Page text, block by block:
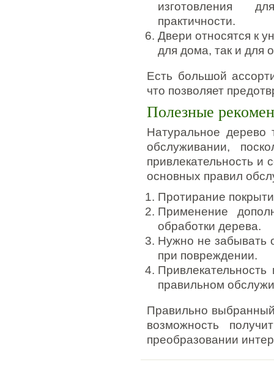
изготовления
практичности.
Двери относятся к
для дома, так и для
Есть большой
что позволяет
Полезные
Натуральное дерево
обслуживании,
привлекательность и
основных правил
Протирание
Применение
обработки дерева.
Нужно не забывать
при повреждении.
правильном
Правильно
возможность
преобразовании